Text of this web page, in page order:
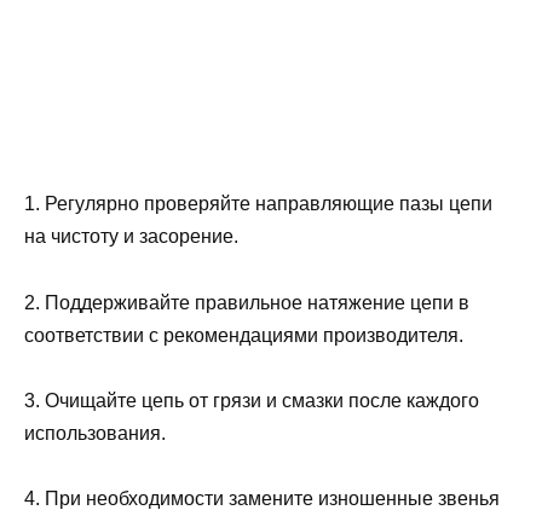
1. Регулярно проверяйте направляющие пазы цепи
на чистоту и засорение.
2. Поддерживайте правильное натяжение цепи в
соответствии с рекомендациями производителя.
3. Очищайте цепь от грязи и смазки после каждого
использования.
4. При необходимости замените изношенные звенья